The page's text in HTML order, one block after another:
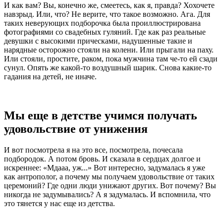
И как вам? Вы, конечно же, смеетесь, как я, правда? Хохочете
навзрыд. Или, что? Не верите, что такое возможно. Ага. Для
таких неверующих подборочка была проиллюстрирована
фотографиями со свадебных гуляний. Где как раз реальные
девушки с высокими прическами, надушенные такие и
нарядные осторожно стояли на колени. Или прыгали на паху.
Или стояли, простите, раком, пока мужчина там че-то ей сзади
сунул. Опять же какой-то воздушный шарик. Снова какие-то
гадания на детей, не иначе.
Мы еще в детстве учимся получать
удовольствие от унижения
И вот посмотрела я на это все, посмотрела, почесала
подбородок. А потом бровь. И сказала в сердцах долгое и
искреннее: «Мдааа, уж...» Вот интересно, задумалась я уже
как антрополог, а почему мы получаем удовольствие от таких
церемоний? Где одни люди унижают других. Вот почему? Вы
никогда не задумывались? А я задумалась. И вспомнила, что
это тянется у нас еще из детства.